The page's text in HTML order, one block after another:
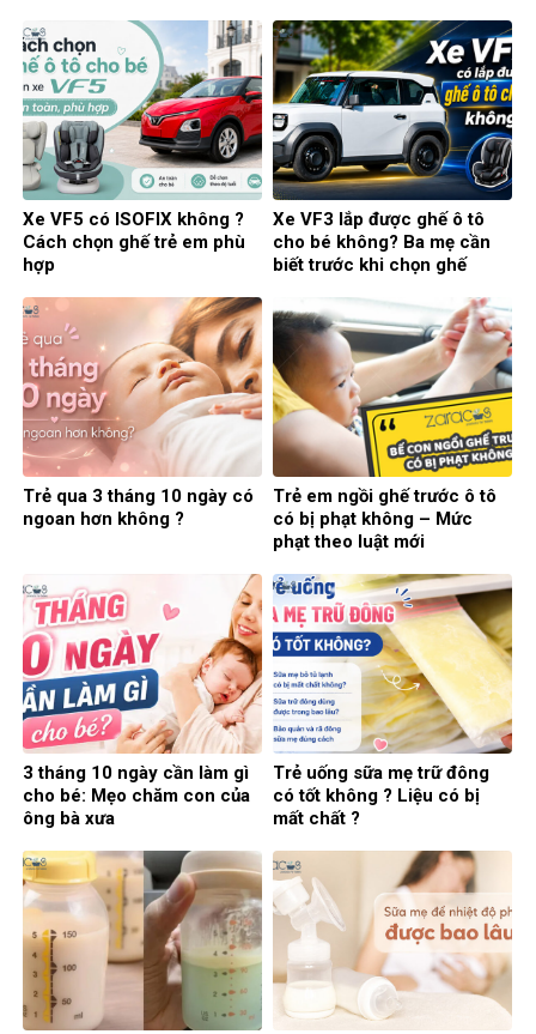
Xe VF5 có ISOFIX không ?
Cách chọn ghế trẻ em phù
hợp
Xe VF3 lắp được ghế ô tô
cho bé không? Ba mẹ cần
biết trước khi chọn ghế
Trẻ qua 3 tháng 10 ngày có
ngoan hơn không ?
Trẻ em ngồi ghế trước ô tô
có bị phạt không – Mức
phạt theo luật mới
3 tháng 10 ngày cần làm gì
cho bé: Mẹo chăm con của
ông bà xưa
Trẻ uống sữa mẹ trữ đông
có tốt không ? Liệu có bị
mất chất ?